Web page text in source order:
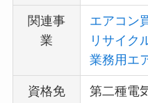
関連事
業
エアコン
リサイク
業務用エ
資格免
第二種電